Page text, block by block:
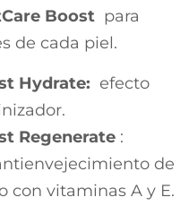
Boost para
de cada piel.
Hydrate: efecto
Regenerate :
de
con vitaminas A y E.